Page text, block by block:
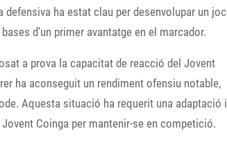
ha estat clau per desenvolupar un joc
d'un primer avantatge en el marcador.
a prova la capacitat de reacció del Jovent
ha aconseguit un rendiment ofensiu notable,
Aquesta situació ha requerit una adaptació i
Coinga per mantenir-se en competició.